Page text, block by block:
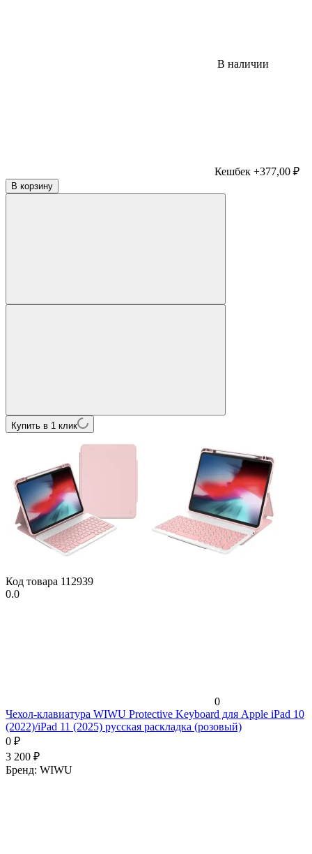
В наличии
Кешбек +377,00 ₽
В корзину
Купить в 1 клик
Код товара 112939
0.0
0
Чехол-клавиатура WIWU Protective Keyboard для Apple iPad 10
(2022)/iPad 11 (2025) русская раскладка (розовый)
0 ₽
3 200 ₽
Бренд: WIWU